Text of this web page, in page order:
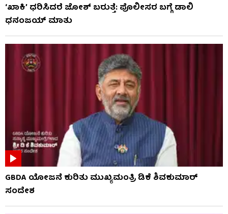
‘ಖಾಕಿ’ ಧರಿಸಿದರೆ ಜೋಶ್ ಬರುತ್ತೆ: ಪೊಲೀಸರ ಬಗ್ಗೆ ಡಾಲಿ
ಧನಂಜಯ್ ಮಾತು
GBDA ಯೋಜನೆ ಕುರಿತು ಮುಖ್ಯಮಂತ್ರಿ ಡಿಕೆ ಶಿವಕುಮಾರ್
ಸಂದೇಶ